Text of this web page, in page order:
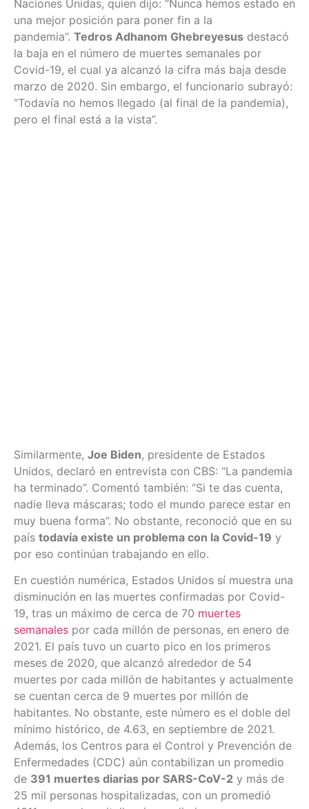
Naciones Unidas, quien dijo: “Nunca hemos estado en
una mejor posición para poner fin a la
pandemia”. Tedros Adhanom Ghebreyesus destacó
la baja en el número de muertes semanales por
Covid-19, el cual ya alcanzó la cifra más baja desde
marzo de 2020. Sin embargo, el funcionario subrayó:
“Todavía no hemos llegado (al final de la pandemia),
pero el final está a la vista”.
Similarmente, Joe Biden, presidente de Estados
Unidos, declaró en entrevista con CBS: “La pandemia
ha terminado”. Comentó también: “Si te das cuenta,
nadie lleva máscaras; todo el mundo parece estar en
muy buena forma”. No obstante, reconoció que en su
país todavía existe un problema con la Covid-19 y
por eso continúan trabajando en ello.
En cuestión numérica, Estados Unidos sí muestra una
disminución en las muertes confirmadas por Covid-
19, tras un máximo de cerca de 70 muertes
semanales por cada millón de personas, en enero de
2021. El país tuvo un cuarto pico en los primeros
meses de 2020, que alcanzó alrededor de 54
muertes por cada millón de habitantes y actualmente
se cuentan cerca de 9 muertes por millón de
habitantes. No obstante, este número es el doble del
mínimo histórico, de 4.63, en septiembre de 2021.
Además, los Centros para el Control y Prevención de
Enfermedades (CDC) aún contabilizan un promedio
de 391 muertes diarias por SARS-CoV-2 y más de
25 mil personas hospitalizadas, con un promedió